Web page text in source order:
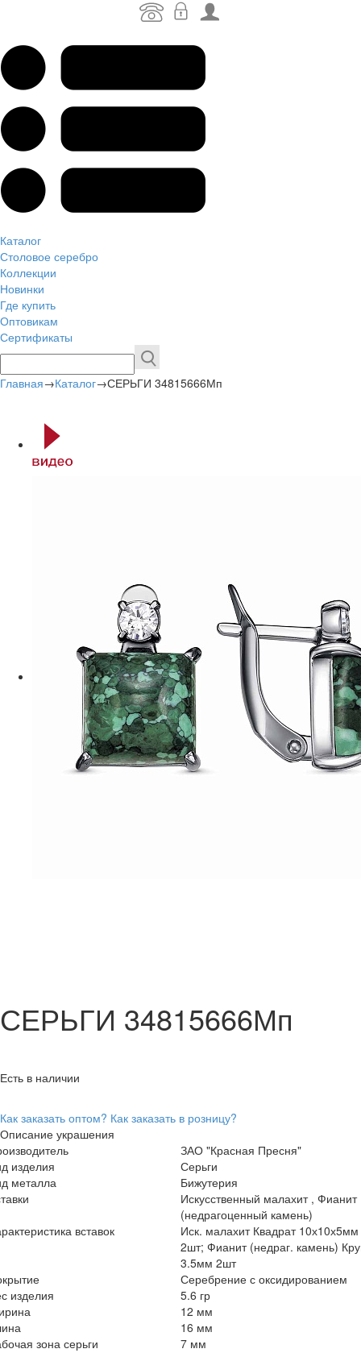
Каталог
Столовое серебро
Коллекции
Новинки
Где купить
Оптовикам
Сертификаты
Главная→Каталог→СЕРЬГИ 34815666Мп
СЕРЬГИ 34815666Мп
Есть в наличии
Как заказать оптом? Как заказать в розницу?
Описание украшения
ЗАО "Красная Пресня"
изделия
Серьги
металла
Бижутерия
Искусственный малахит , Фианит
(недрагоценный камень)
вставок
Иск. малахит Квадрат 10х10х5мм
2шт; Фианит (недраг. камень)
3.5мм 2шт
Серебрение с оксидированием
изделия
5.6 гр
12 мм
16 мм
зона серьги
7 мм